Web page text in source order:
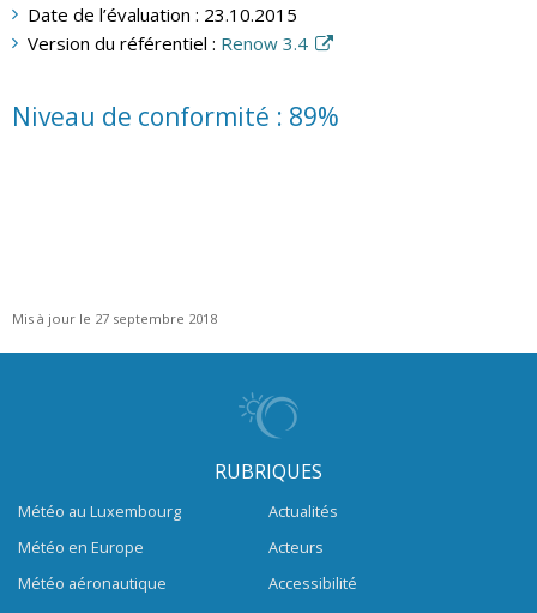
Date de l’évaluation : 23.10.2015
Version du référentiel : Renow 3.4
Niveau de conformité : 89%
Mis à jour le 27 septembre 2018
RUBRIQUES
Météo au Luxembourg
Météo en Europe
Météo aéronautique
Actualités
Acteurs
Accessibilité